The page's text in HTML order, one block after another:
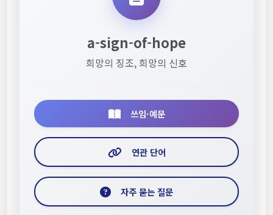
a-sign-of-hope
희망의 징조, 희망의 신호
쓰임·예문
연관 단어
자주 묻는 질문